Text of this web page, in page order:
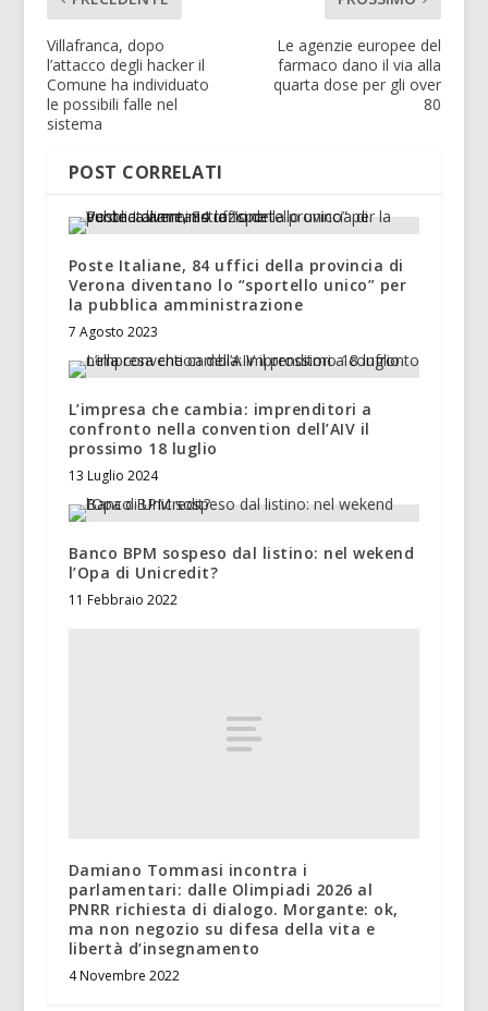
Villafranca, dopo
l’attacco degli hacker il
Comune ha individuato
le possibili falle nel
sistema
Le agenzie europee del
farmaco dano il via alla
quarta dose per gli over
80
POST CORRELATI
Poste Italiane, 84 uffici della provincia di
Verona diventano lo “sportello unico” per
la pubblica amministrazione
7 Agosto 2023
L’impresa che cambia: imprenditori a
confronto nella convention dell’AIV il
prossimo 18 luglio
13 Luglio 2024
Banco BPM sospeso dal listino: nel wekend
l’Opa di Unicredit?
11 Febbraio 2022
Damiano Tommasi incontra i
parlamentari: dalle Olimpiadi 2026 al
PNRR richiesta di dialogo. Morgante: ok,
ma non negozio su difesa della vita e
libertà d’insegnamento
4 Novembre 2022